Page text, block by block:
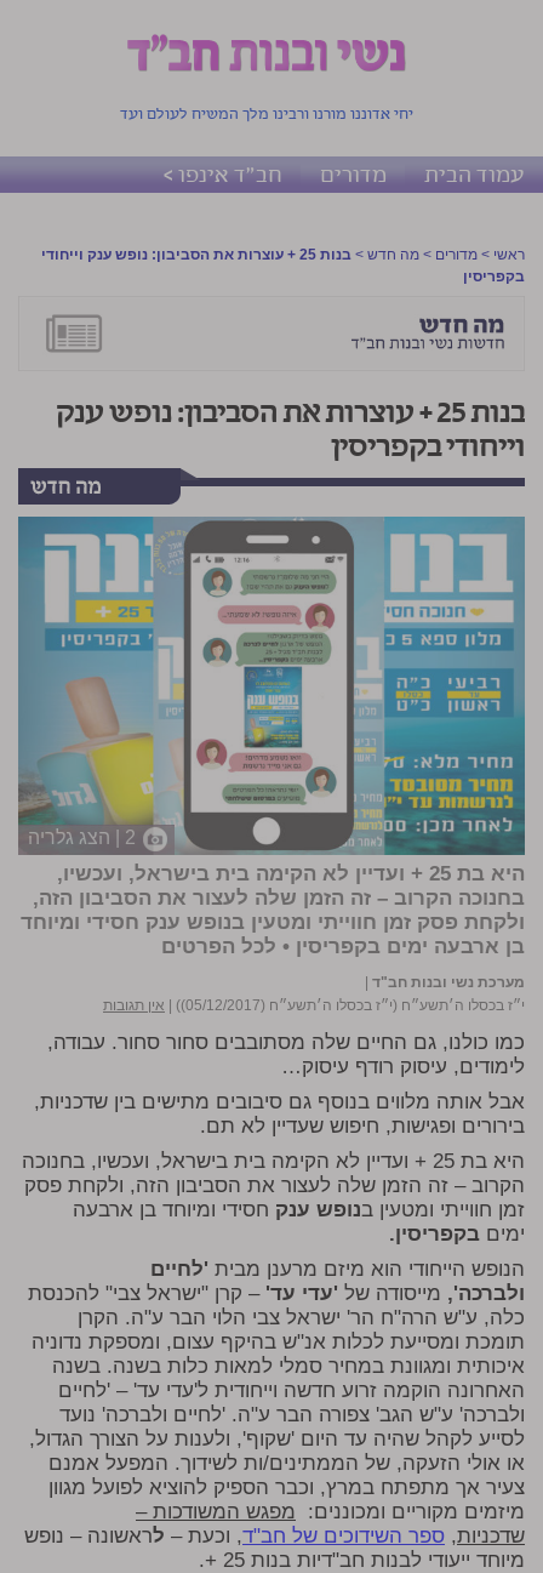
יחי אדוננו מורנו ורבינו מלך המשיח לעולם ועד
עמוד הבית מדורים חב"ד אינפו >
ראשי > מדורים > מה חדש >
בנות 25 + עוצרות את הסביבון: נופש ענק וייחודי
בקפריסין
בנות 25 + עוצרות את הסביבון: נופש ענק
וייחודי בקפריסין
2 | הצג גלריה
היא בת 25 + ועדיין לא הקימה בית בישראל, ועכשיו,
בחנוכה הקרוב – זה הזמן שלה לעצור את הסביבון הזה,
ולקחת פסק זמן חווייתי ומטעין בנופש ענק חסידי ומיוחד
בן ארבעה ימים בקפריסין • לכל הפרטים
מערכת נשי ובנות חב"ד |
י״ז בכסלו ה׳תשע״ח (י״ז בכסלו ה׳תשע״ח (05/12/2017))
| אין תגובות
כמו כולנו, גם החיים שלה מסתובבים סחור סחור. עבודה,
לימודים, עיסוק רודף עיסוק…
אבל אותה מלווים בנוסף גם סיבובים מתישים בין שדכניות,
בירורים ופגישות, חיפוש שעדיין לא תם.
היא בת 25 + ועדיין לא הקימה בית בישראל, ועכשיו, בחנוכה
הקרוב – זה הזמן שלה לעצור את הסביבון הזה, ולקחת פסק
זמן חווייתי ומטעין בנופש ענק חסידי ומיוחד בן ארבעה
ימים בקפריסין.
הנופש הייחודי הוא מיזם מרענן מבית 'לחיים
ולברכה', מייסודה של 'עדי עד' – קרן "ישראל צבי" להכנסת
כלה, ע"ש הרה"ח הר' ישראל צבי הלוי הבר ע"ה. הקרן
תומכת ומסייעת לכלות אנ"ש בהיקף עצום, ומספקת נדוניה
איכותית ומגוונת במחיר סמלי למאות כלות בשנה. בשנה
האחרונה הוקמה זרוע חדשה וייחודית ל'עדי עד' – 'לחיים
ולברכה' ע"ש הגב' צפורה הבר ע"ה. 'לחיים ולברכה' נועד
לסייע לקהל שהיה עד היום 'שקוף', ולענות על הצורך הגדול,
או אולי הזעקה, של הממתינים/ות לשידוך. המפעל אמנם
צעיר אך מתפתח במרץ, וכבר הספיק להוציא לפועל מגוון
מיזמים מקוריים ומכוננים: מפגש המשודכות –
שדכניות, ספר השידוכים של חב"ד, וכעת – לראשונה – נופש
מיוחד ייעודי לבנות חב"דיות בנות 25 +
.